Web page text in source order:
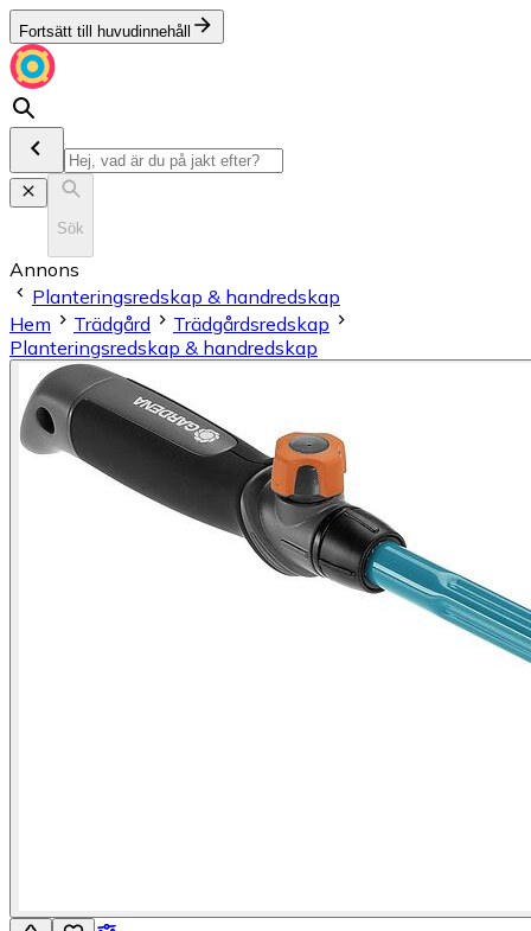
Fortsätt till huvudinnehåll
Sök
Annons
Planteringsredskap & handredskap
Hem
Trädgård
Trädgårdsredskap
Planteringsredskap & handredskap